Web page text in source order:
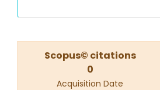
Scopus© citations
0
Acquisition Date